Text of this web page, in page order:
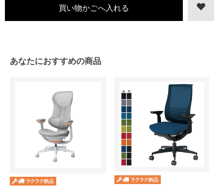
あなたにおすすめの商品